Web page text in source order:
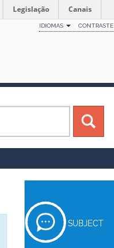
Legislação Canais
IDIOMAS CONTRASTE
SUBJECT